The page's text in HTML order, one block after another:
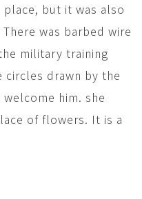
but it was also
was barbed wire
military training
drawn by the
him. she
of flowers. It is a